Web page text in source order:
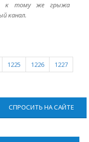
к тому же грыжа
канал.
1225 1226
1227
СПРОСИТЬ НА САЙТЕ